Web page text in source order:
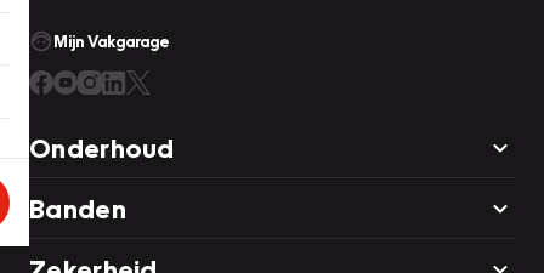
Mijn Vakgarage
Onderhoud
Banden